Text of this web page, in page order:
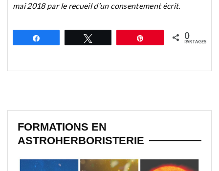
mai 2018 par le recueil d’un consentement écrit.
Épingle 0
PARTAGES
FORMATIONS EN
ASTROHERBORISTERIE